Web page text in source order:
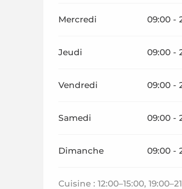
Mercredi 09:00 -
Jeudi 09:00 -
Vendredi 09:00 -
Samedi 09:00 -
Dimanche 09:00 -
Cuisine : 12:00–15:00,